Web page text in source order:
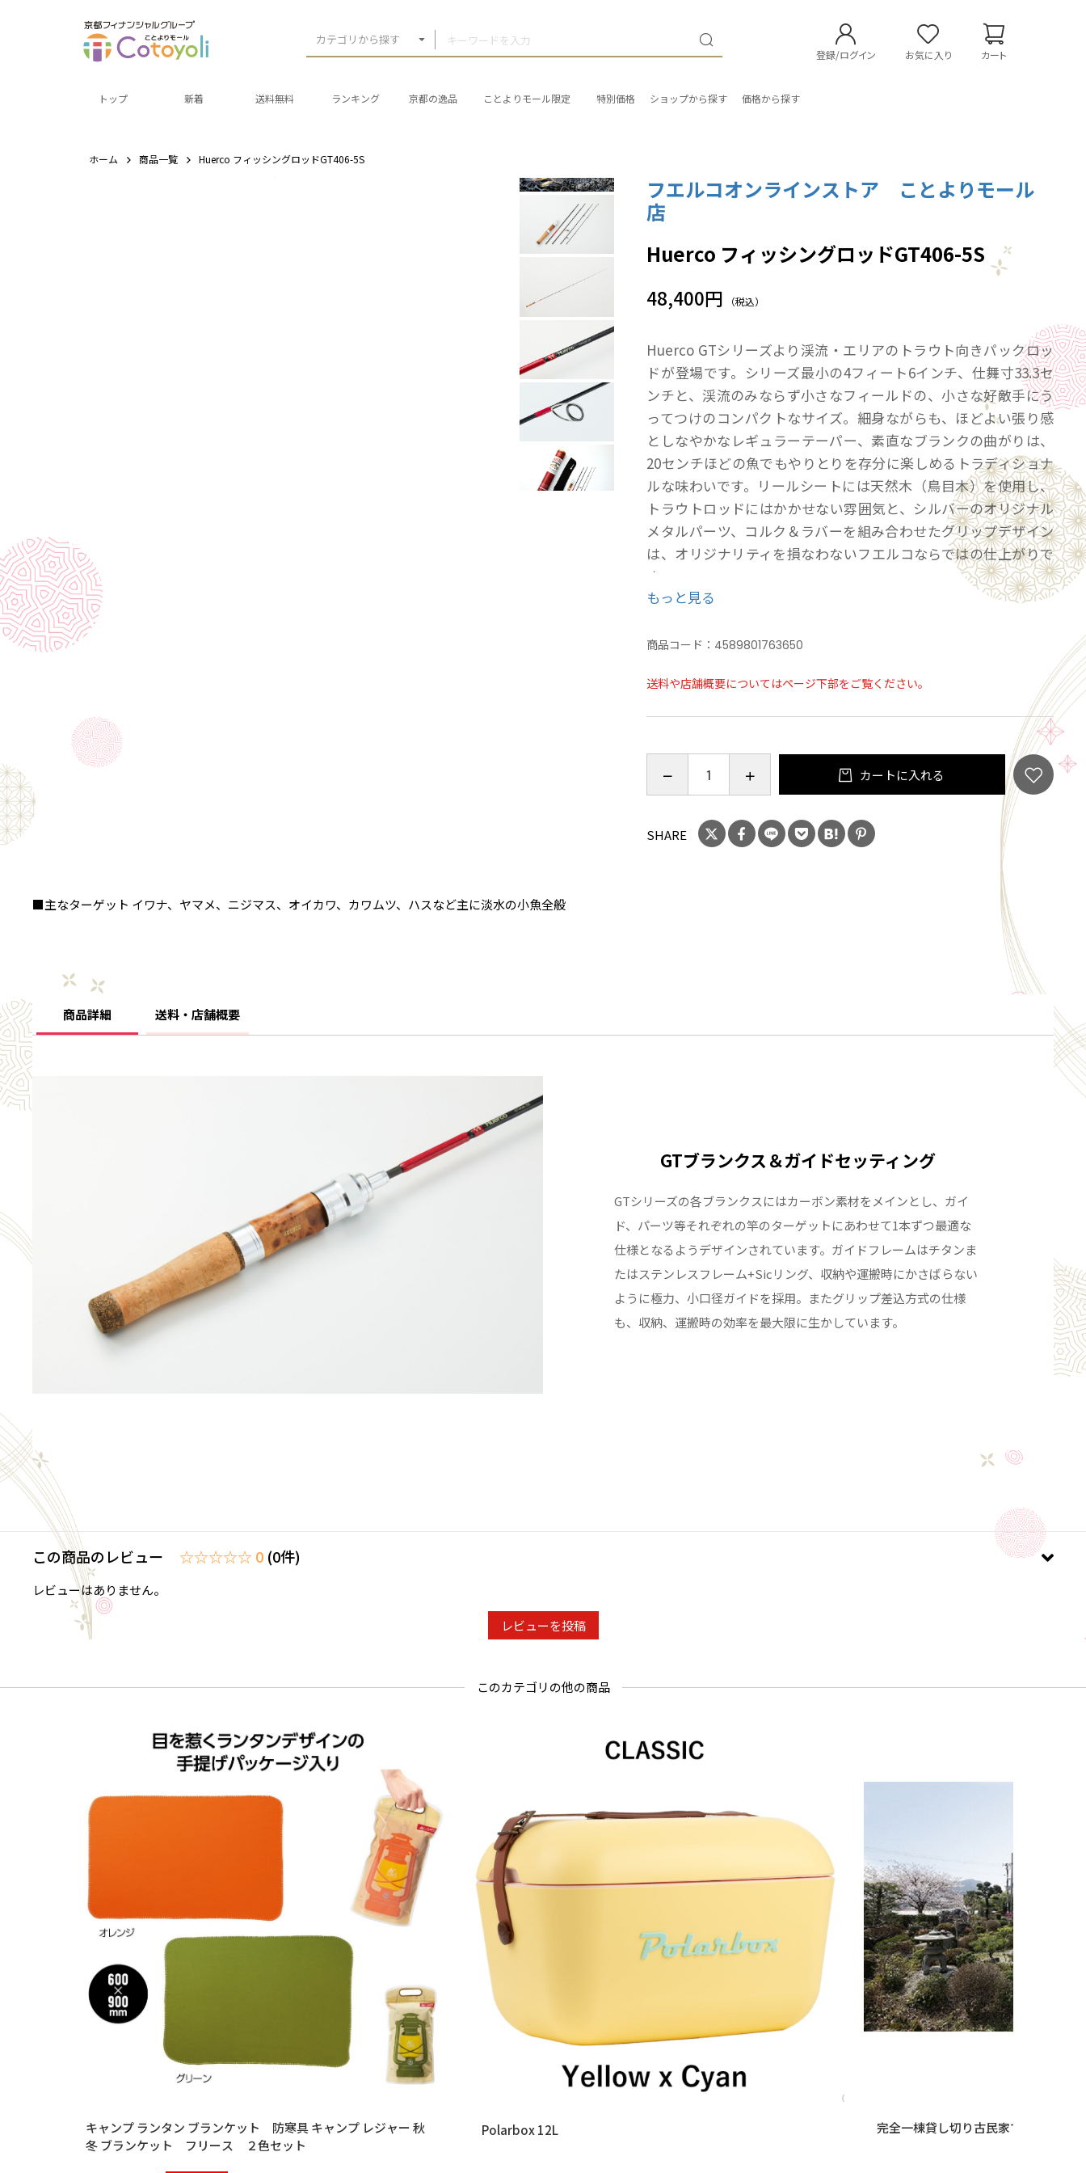
カテゴリから探す
登録/ログイン お気に入り カート
トップ 新着 送料無料 ランキング 京都の逸品 ことよりモール限定 特別価格 ショップから探す 価格から探す
ホーム 商品一覧 Huerco フィッシングロッドGT406-5S
フエルコオンラインストア ことよりモール
店
Huerco フィッシングロッドGT406-5S
48,400円 （税込）
Huerco GTシリーズより渓流・エリアのトラウト向きパックロッ
ドが登場です。シリーズ最小の4フィート6インチ、仕舞寸33.3セ
ンチと、渓流のみならず小さなフィールドの、小さな好敵手にう
ってつけのコンパクトなサイズ。細身ながらも、ほどよい張り感
としなやかなレギュラーテーパー、素直なブランクの曲がりは、
20センチほどの魚でもやりとりを存分に楽しめるトラディショナ
ルな味わいです。リールシートには天然木（鳥目木）を使用し、
トラウトロッドにはかかせない雰囲気と、シルバーのオリジナル
メタルパーツ、コルク＆ラバーを組み合わせたグリップデザイン
は、オリジナリティを損なわないフエルコならではの仕上がりで
す。
■スペック
仕舞寸法 333ｍｍ
継ぎ数 5pcs
テーパー R レギュラー
パワー UL
ライン 2-6lb
キャストウエイト 1-6g
ドラグ設定値 Max 0.8kg
もっと見る
商品コード： 4589801763650
送料や店舗概要についてはページ下部をご覧ください。
カートに入れる
SHARE
■主なターゲット イワナ、ヤマメ、ニジマス、オイカワ、カワムツ、ハスなど主に淡水の小魚全般
商品詳細 送料・店舗概要
GTブランクス＆ガイドセッティング
GTシリーズの各ブランクスにはカーボン素材をメインとし、ガイ
ド、パーツ等それぞれの竿のターゲットにあわせて1本ずつ最適な
仕様となるようデザインされています。ガイドフレームはチタンま
たはステンレスフレーム+Sicリング、収納や運搬時にかさばらない
ように極力、小口径ガイドを採用。またグリップ差込方式の仕様
も、収納、運搬時の効率を最大限に生かしています。
この商品のレビュー ☆☆☆☆☆ 0 (0件)
レビューはありません。
レビューを投稿
このカテゴリの他の商品
キャンプ ランタン ブランケット 防寒具 キャンプ レジャー 秋
冬 ブランケット フリース ２色セット
Polarbox 12L 完全一棟貸し切り古民家でBBQ！